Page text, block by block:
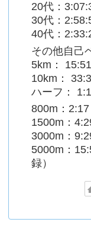
20代：
30代：
40代：
その他自己
5km：
10km：
ハーフ：
800m：2:17
1500m：
3000m：
5000m：
録）